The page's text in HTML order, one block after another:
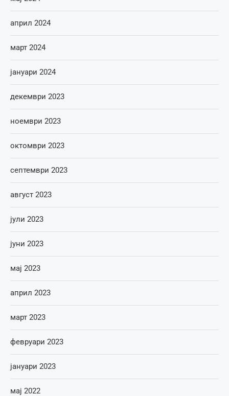
април 2024
март 2024
јануари 2024
декември 2023
ноември 2023
октомври 2023
септември 2023
август 2023
јули 2023
јуни 2023
мај 2023
април 2023
март 2023
февруари 2023
јануари 2023
мај 2022